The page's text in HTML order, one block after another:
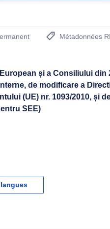
Métadonnées
și a Consiliului din
de modificare a
(UE) nr. 1093/2010, și
SEE)